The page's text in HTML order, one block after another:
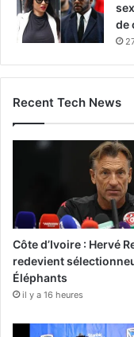
de
Recent Tech News
Côte d’Ivoire : Hervé
redevient
Éléphants
il y a 16 heures